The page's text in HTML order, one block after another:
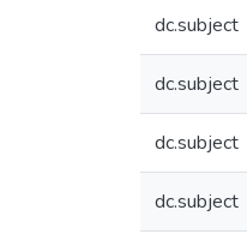
dc.subject
dc.subject
dc.subject
dc.subject